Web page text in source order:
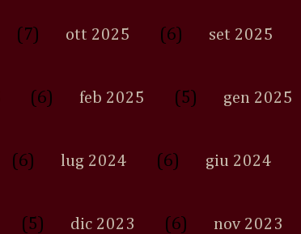
(7) ott 2025 (6) set 2025
(6) feb 2025 (5) gen 2025
(6) lug 2024 (6) giu 2024
(5) dic 2023 (6) nov 2023